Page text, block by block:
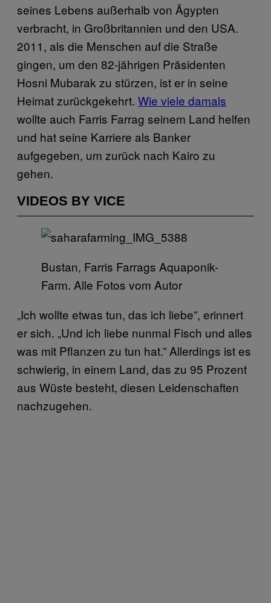
seines Lebens außerhalb von Ägypten
verbracht, in Großbritannien und den USA.
2011, als die Menschen auf die Straße
gingen, um den 82-jährigen Präsidenten
Hosni Mubarak zu stürzen, ist er in seine
Heimat zurückgekehrt. Wie viele damals
wollte auch Farris Farrag seinem Land helfen
und hat seine Karriere als Banker
aufgegeben, um zurück nach Kairo zu
gehen.
VIDEOS BY VICE
Bustan, Farris Farrags Aquaponik-
Farm. Alle Fotos vom Autor
„Ich wollte etwas tun, das ich liebe”, erinnert
er sich. „Und ich liebe nunmal Fisch und alles
was mit Pflanzen zu tun hat.” Allerdings ist es
schwierig, in einem Land, das zu 95 Prozent
aus Wüste besteht, diesen Leidenschaften
nachzugehen.